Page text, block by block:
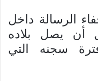
الرسالة داخل
أن يصل بلاده
سجنه التي